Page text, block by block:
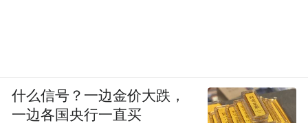
什么信号？一边金价大跌，
一边各国央行一直买